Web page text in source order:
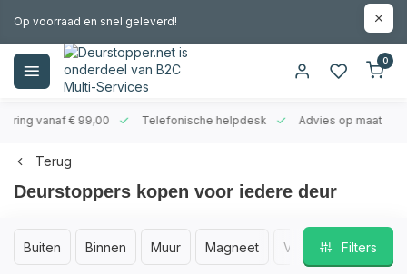
Op voorraad en snel geleverd!
0
vanaf € 99,00 Telefonische helpdesk Advies op maat
Terug
Deurstoppers kopen voor iedere deur
Buiten Binnen Muur Magneet Vloer Rubber
Filters